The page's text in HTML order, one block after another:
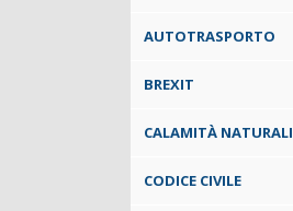
AUTOTRASPORTO
BREXIT
CALAMITÀ NATURALI
CODICE CIVILE